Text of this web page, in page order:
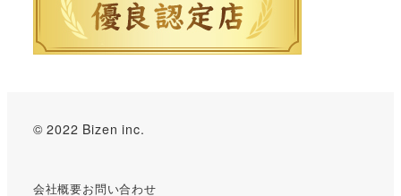
© 2022 Bizen inc.
会社概要お問い合わせ